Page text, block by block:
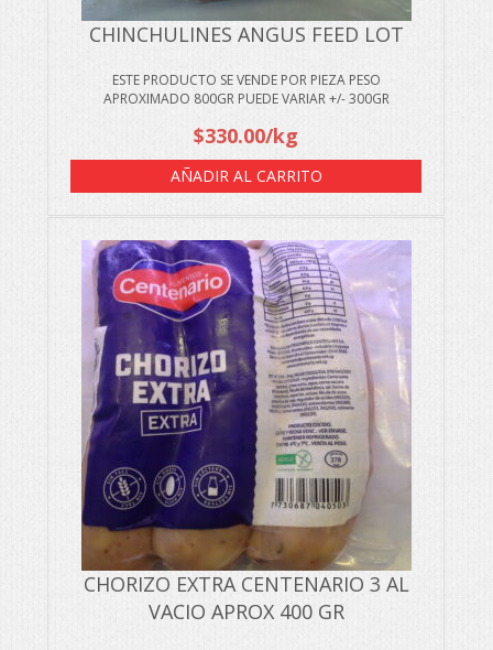
CHINCHULINES ANGUS FEED LOT
ESTE PRODUCTO SE VENDE POR PIEZA PESO
APROXIMADO 800GR PUEDE VARIAR +/- 300GR
$330.00/kg
AÑADIR AL CARRITO
CHORIZO EXTRA CENTENARIO 3 AL
VACIO APROX 400 GR